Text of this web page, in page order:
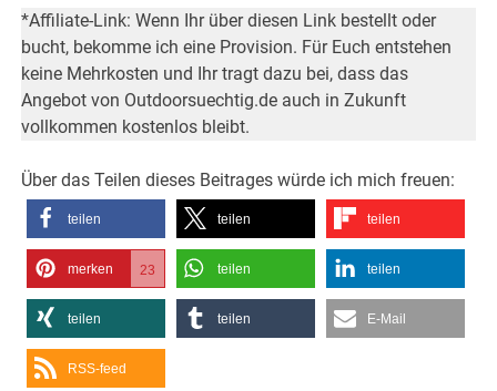
*Affiliate-Link: Wenn Ihr über diesen Link bestellt oder
bucht, bekomme ich eine Provision. Für Euch entstehen
keine Mehrkosten und Ihr tragt dazu bei, dass das
Angebot von Outdoorsuechtig.de auch in Zukunft
vollkommen kostenlos bleibt.
Über das Teilen dieses Beitrages würde ich mich freuen:
teilen teilen teilen
merken 23 teilen teilen
teilen teilen E-Mail
RSS-feed